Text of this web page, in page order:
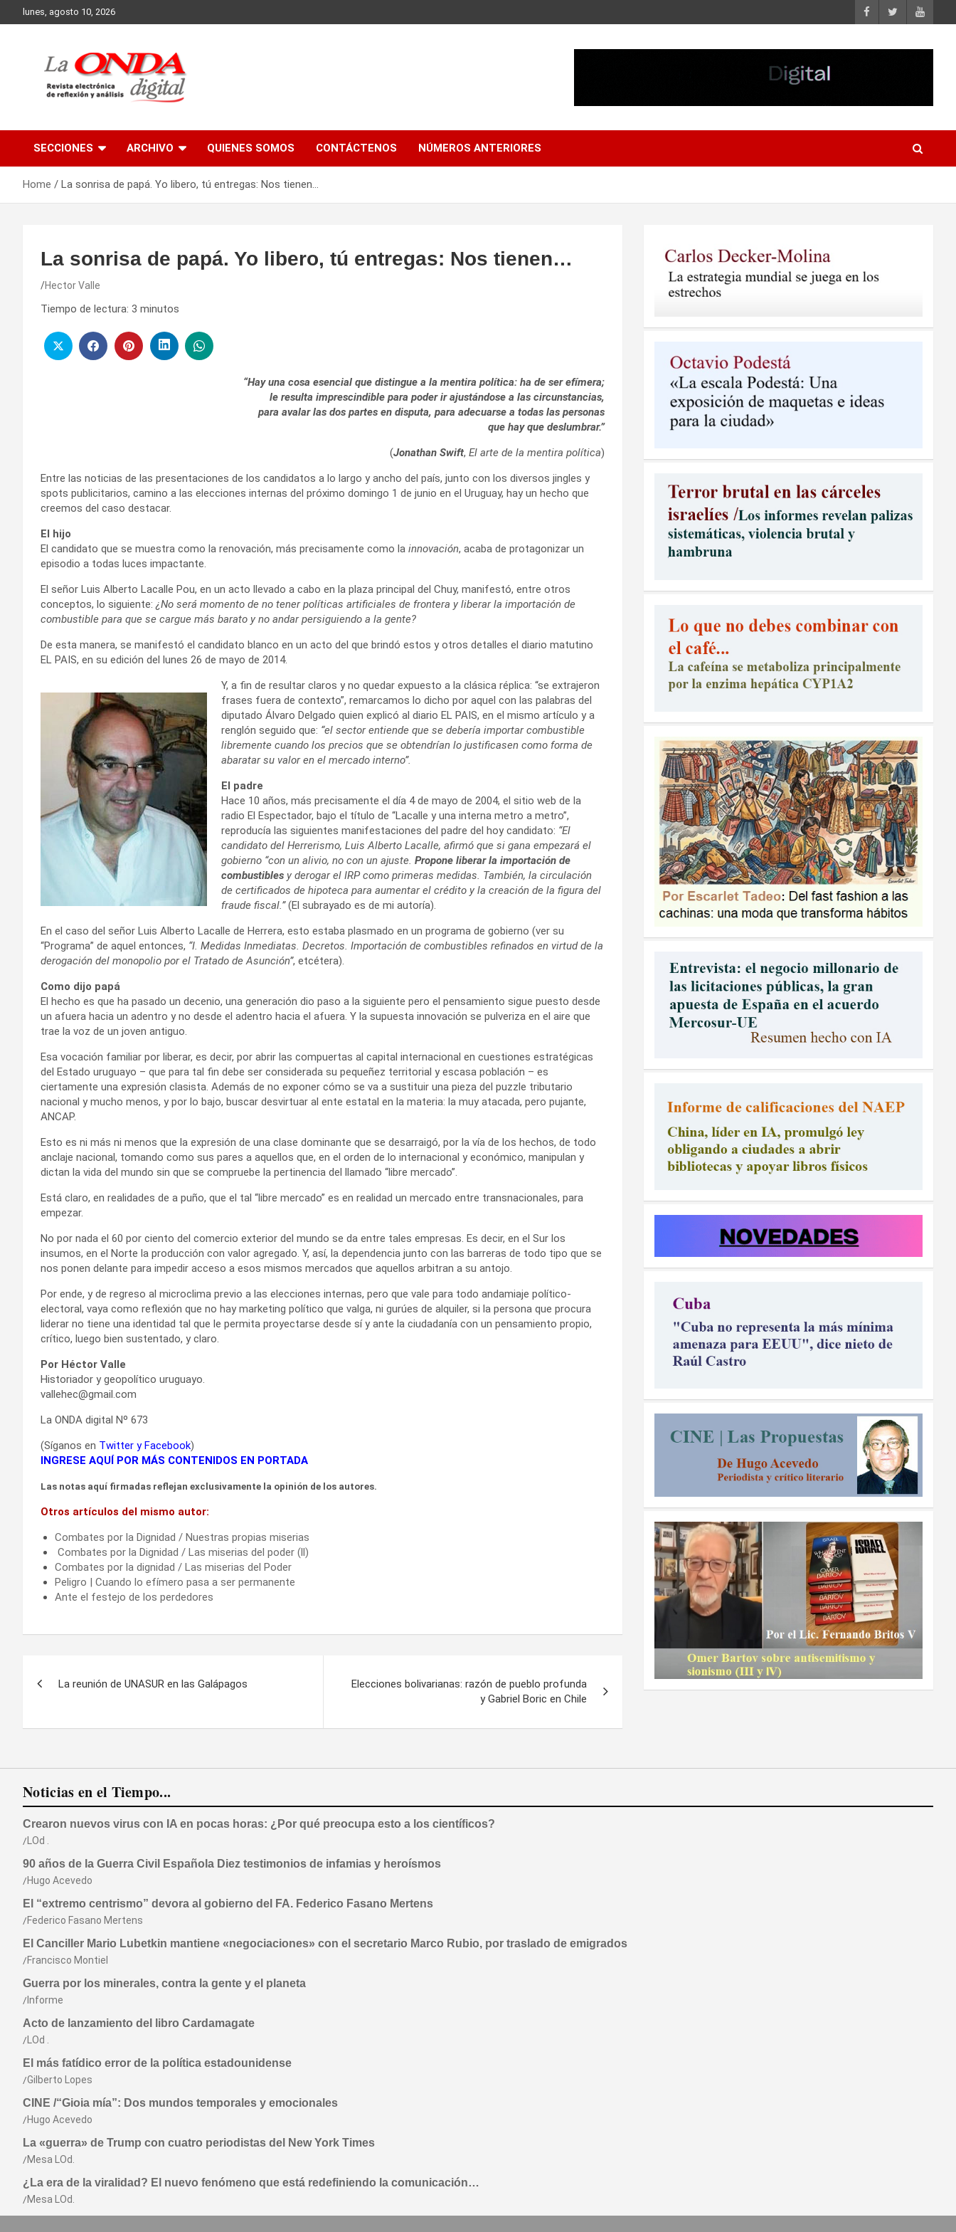
to
lunes, agosto 10, 2026
SECCIONES ARCHIVO QUIENES SOMOS CONTÁCTENOS NÚMEROS ANTERIORES
Home La sonrisa de papá. Yo libero, tú entregas: Nos tienen…
La sonrisa de papá. Yo libero, tú entregas: Nos tienen…
Hector Valle
Tiempo de lectura: 3 minutos
“Hay una cosa esencial que distingue a la mentira política: ha de ser efímera;
le resulta imprescindible para poder ir ajustándose a las circunstancias,
para avalar las dos partes en disputa, para adecuarse a todas las personas
que hay que deslumbrar.”
(Jonathan Swift,El arte de la mentira política)
Entre las noticias de las presentaciones de los candidatos a lo largo y ancho del país, junto con los diversos jingles y
spots publicitarios, camino a las elecciones internas del próximo domingo 1 de junio en el Uruguay, hay un hecho que
creemos del caso destacar.
El hijo
El candidato que se muestra como la renovación, más precisamente como la innovación, acaba de protagonizar un
episodio a todas luces impactante.
El señor Luis Alberto Lacalle Pou, en un acto llevado a cabo en la plaza principal del Chuy, manifestó, entre otros
conceptos, lo siguiente: ¿No será momento de no tener políticas artificiales de frontera y liberar la importación de
combustible para que se cargue más barato y no andar persiguiendo a la gente?
De esta manera, se manifestó el candidato blanco en un acto del que brindó estos y otros detalles el diario matutino
EL PAIS, en su edición del lunes 26 de mayo de 2014.
Y, a fin de resultar claros y no quedar expuesto a la clásica réplica: “se extrajeron
frases fuera de contexto”, remarcamos lo dicho por aquel con las palabras del
diputado Álvaro Delgado quien explicó al diario EL PAIS, en el mismo artículo y a
renglón seguido que: “el sector entiende que se debería importar combustible
libremente cuando los precios que se obtendrían lo justificasen como forma de
abaratar su valor en el mercado interno”.
El padre
Hace 10 años, más precisamente el día 4 de mayo de 2004, el sitio web de la
radio El Espectador, bajo el título de “Lacalle y una interna metro a metro”,
reproducía las siguientes manifestaciones del padre del hoy candidato: “El
candidato del Herrerismo, Luis Alberto Lacalle, afirmó que si gana empezará el
gobierno “con un alivio, no con un ajuste. Propone liberar la importación de
combustibles y derogar el IRP como primeras medidas. También, la circulación
de certificados de hipoteca para aumentar el crédito y la creación de la figura del
fraude fiscal.”(El subrayado es de mi autoría).
En el caso del señor Luis Alberto Lacalle de Herrera, esto estaba plasmado en un programa de gobierno (ver su
“Programa” de aquel entonces, “I. Medidas Inmediatas. Decretos. Importación de combustibles refinados en virtud de la
derogación del monopolio por el Tratado de Asunción”, etcétera).
Como dijo papá
El hecho es que ha pasado un decenio, una generación dio paso a la siguiente pero el pensamiento sigue puesto desde
un afuera hacia un adentro y no desde el adentro hacia el afuera. Y la supuesta innovación se pulveriza en el aire que
trae la voz de un joven antiguo.
Esa vocación familiar por liberar, es decir, por abrir las compuertas al capital internacional en cuestiones estratégicas
del Estado uruguayo – que para tal fin debe ser considerada su pequeñez territorial y escasa población – es
ciertamente una expresión clasista. Además de no exponer cómo se va a sustituir una pieza del puzzle tributario
nacional y mucho menos, y por lo bajo, buscar desvirtuar al ente estatal en la materia: la muy atacada, pero pujante,
ANCAP.
Esto es ni más ni menos que la expresión de una clase dominante que se desarraigó, por la vía de los hechos, de todo
anclaje nacional, tomando como sus pares a aquellos que, en el orden de lo internacional y económico, manipulan y
dictan la vida del mundo sin que se compruebe la pertinencia del llamado “libre mercado”.
Está claro, en realidades de a puño, que el tal “libre mercado” es en realidad un mercado entre transnacionales, para
empezar.
No por nada el 60 por ciento del comercio exterior del mundo se da entre tales empresas. Es decir, en el Sur los
insumos, en el Norte la producción con valor agregado. Y, así, la dependencia junto con las barreras de todo tipo que se
nos ponen delante para impedir acceso a esos mismos mercados que aquellos arbitran a su antojo.
Por ende, y de regreso al microclima previo a las elecciones internas, pero que vale para todo andamiaje político-
electoral, vaya como reflexión que no hay marketing político que valga, ni gurúes de alquiler, si la persona que procura
liderar no tiene una identidad tal que le permita proyectarse desde sí y ante la ciudadanía con un pensamiento propio,
crítico, luego bien sustentado, y claro.
Por Héctor Valle
Historiador y geopolítico uruguayo.
vallehec@gmail.com
La ONDA digital Nº 673
(Síganos en Twitter yFacebook)
INGRESE AQUÍ POR MÁS CONTENIDOS EN PORTADA
Las notas aquí firmadas reflejan exclusivamente la opinión de los autores.
Otros artículos del mismo autor:
Combates por la Dignidad / Nuestras propias miserias
Combates por la Dignidad / Las miserias del poder (ll)
Combates por la dignidad / Las miserias del Poder
Peligro | Cuando lo efímero pasa a ser permanente
Ante el festejo de los perdedores
entradas
La reunión de UNASUR en las Galápagos
Elecciones bolivarianas: razón de pueblo profunda
y Gabriel Boric en Chile
Noticias en el Tiempo...
Crearon nuevos virus con IA en pocas horas: ¿Por qué preocupa esto a los científicos?
LOd .
90 años de la Guerra Civil Española Diez testimonios de infamias y heroísmos
Hugo Acevedo
El “extremo centrismo” devora al gobierno del FA. Federico Fasano Mertens
Federico Fasano Mertens
El Canciller Mario Lubetkin mantiene «negociaciones» con el secretario Marco Rubio, por traslado de emigrados
Francisco Montiel
Guerra por los minerales, contra la gente y el planeta
Informe
Acto de lanzamiento del libro Cardamagate
LOd .
El más fatídico error de la política estadounidense
Gilberto Lopes
CINE /“Gioia mía”: Dos mundos temporales y emocionales
Hugo Acevedo
La «guerra» de Trump con cuatro periodistas del New York Times
Mesa LOd.
¿La era de la viralidad? El nuevo fenómeno que está redefiniendo la comunicación…
Mesa LOd.